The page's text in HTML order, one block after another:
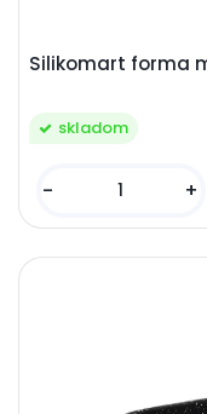
Silikomart forma
skladom
- +